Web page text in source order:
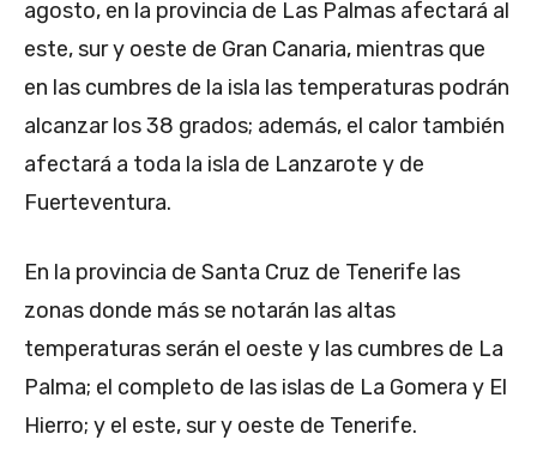
agosto, en la provincia de Las Palmas afectará al
este, sur y oeste de Gran Canaria, mientras que
en las cumbres de la isla las temperaturas podrán
alcanzar los 38 grados; además, el calor también
afectará a toda la isla de Lanzarote y de
Fuerteventura.
En la provincia de Santa Cruz de Tenerife las
zonas donde más se notarán las altas
temperaturas serán el oeste y las cumbres de La
Palma; el completo de las islas de La Gomera y El
Hierro; y el este, sur y oeste de Tenerife.